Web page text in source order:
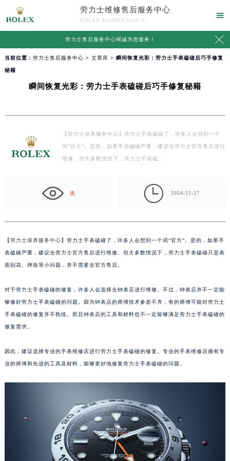
劳力士维修售后服务中心
ROLEX MAINTENANCE

劳力士售后服务中心竭诚为您服务！ 
当前位置： 劳力士售后服务中心 > 文章库 > 瞬间恢复光彩：劳力士手表磕碰后巧手修复
秘籍
瞬间恢复光彩：劳力士手表磕碰后巧手修复秘籍
【劳力士保养服务中心】劳力士手表磕碰了，许多人会想到一个
词“官方”。是的，如果手表磕碰严重，建议去劳力士官方售后进行
维修。但大多数情况下，劳力士手表磕…
次  2024-12-27
【劳力士保养服务中心】劳力士手表磕碰了，许多人会想到一个词“官方”。是的，如果手
表磕碰严重，建议去劳力士官方售后进行维修。但大多数情况下，劳力士手表磕碰只是表
面刮花、摔痕等小问题，并不需要去官方售后。
对于劳力士手表磕碰的修复，许多人会选择去钟表店进行维修。不过，钟表店并不一定能
够修好劳力士手表磕碰的问题。因为钟表店的师傅技术参差不齐，有的师傅可能对劳力士
手表磕碰的修复并不熟练。而且钟表店的工具和材料也不一定能够满足劳力士手表磕碰的
修复需求。
因此，建议选择专业的手表维修店进行劳力士手表磕碰的修复。专业的手表维修店拥有专
业的师傅和先进的工具及材料，能够更好地修复劳力士手表磕碰的问题。